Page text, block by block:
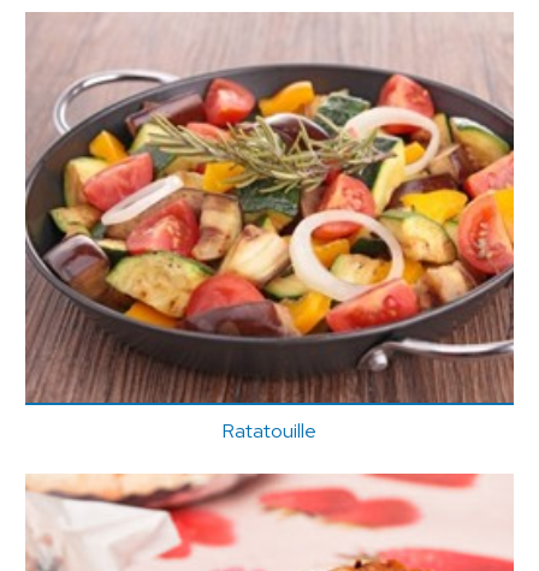
Ratatouille